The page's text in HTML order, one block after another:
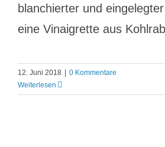
blanchierter und
eine Vinaigrette aus
12. Juni 2018
0 Kommentare
Weiterlesen